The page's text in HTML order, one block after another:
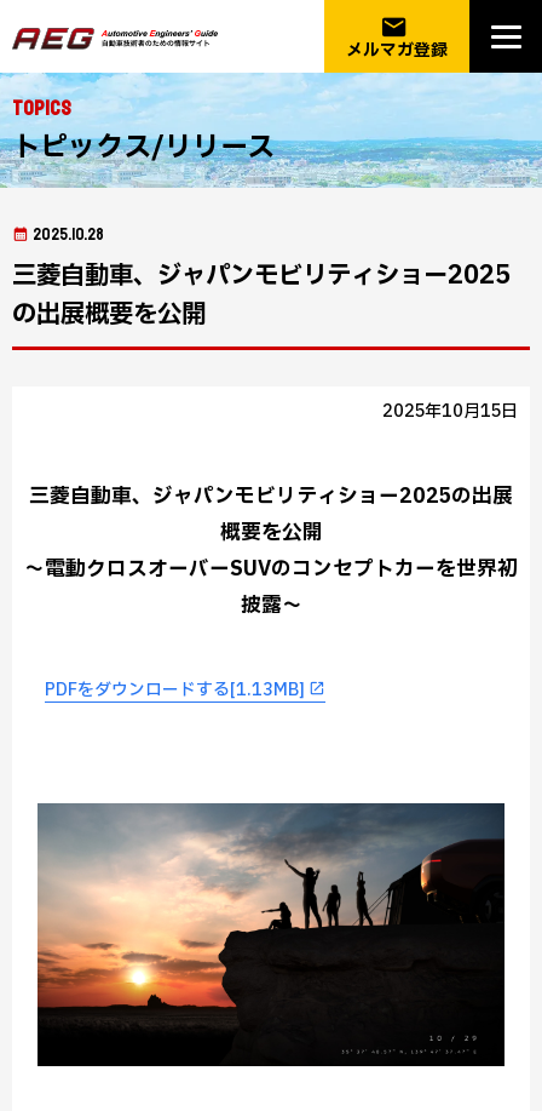
email
メルマガ登録
Topics
トピックス/リリース
2025.10.28
三菱自動車、ジャパンモビリティショー2025
の出展概要を公開
2025年10月15日
三菱自動車、ジャパンモビリティショー2025の出展
概要を公開
～電動クロスオーバーSUVのコンセプトカーを世界初
披露～
PDFをダウンロードする[1.13MB]